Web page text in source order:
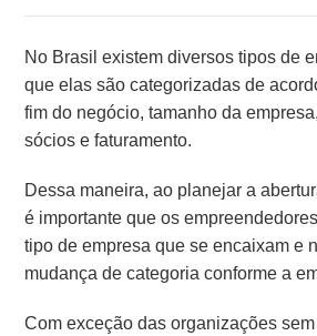
No Brasil existem diversos tipos de
que elas são categorizadas de
fim do negócio, tamanho da
sócios e faturamento.
Dessa maneira, ao planejar a
é importante que os
tipo de empresa que se encaixam e
mudança de categoria conforme a
Com exceção das organizações